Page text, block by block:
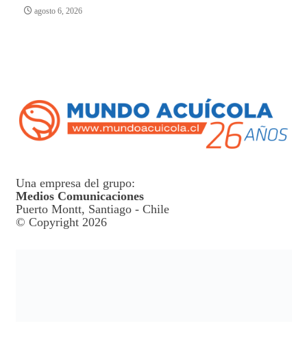
agosto 6, 2026
Una empresa del grupo:
Medios Comunicaciones
Puerto Montt, Santiago - Chile
© Copyright 2026